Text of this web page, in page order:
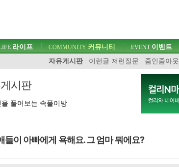
라이프 COMMUNITY 커뮤니티
자유게시판
이런글 저런질문 줌인줌아웃
EVENT이벤트
시판
풀어보는 속풀이방
들이 아빠에게 욕해요. 그 엄마 뭐에요?